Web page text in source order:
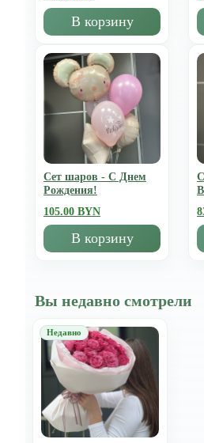
В корзину
Сет шаров - С Днем
Рождения!
105.00 BYN
В корзину
Вы недавно смотрели